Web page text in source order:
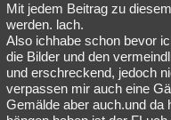
Mit jedem Beitrag zu
werden. lach.
Also ichhabe schon bevor
die Bilder und den
und erschreckend, jedoch
verpassen mir auch eine
Gemälde aber auch.und da